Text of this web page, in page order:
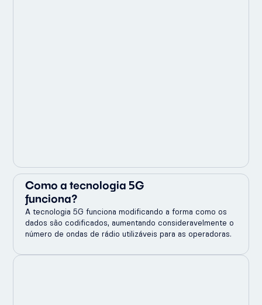
Como a tecnologia 5G
funciona?
A tecnologia 5G funciona modificando a forma como os
dados são codificados, aumentando consideravelmente o
número de ondas de rádio utilizáveis para as operadoras.